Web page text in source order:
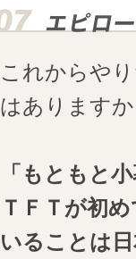
これからや
はあります
「もともと
ＴＦＴが初
いることは